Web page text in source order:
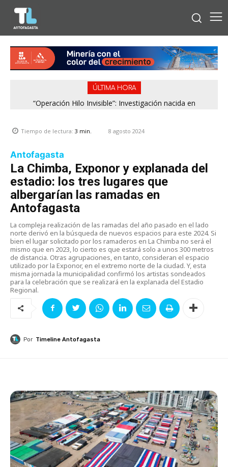
ÚLTIMA HORA
“Operación Hilo Invisible”: Investigación nacida en
Tiempo de lectura: 3 min. 8 agosto 2024
Antofagasta
La Chimba, Exponor y explanada del
estadio: los tres lugares que
albergarían las ramadas en
Antofagasta
La compleja realización de las ramadas del año pasado en el lado
norte derivó en la búsqueda de nuevos espacios para este 2024. Si
bien el lugar solicitado por los ramaderos en La Chimba no será el
mismo que en 2023, lo cierto es que estará solo a unos 300 metros
de distancia. Otras agrupaciones, en tanto, consideran el espacio
utilizado por la Exponor, en el extremo norte de la ciudad. Y, esta
misma jornada la municipalidad confirmó los artistas sondeados
para la celebración que se realizará en la explanada del Estadio
Regional.
Por Timeline Antofagasta